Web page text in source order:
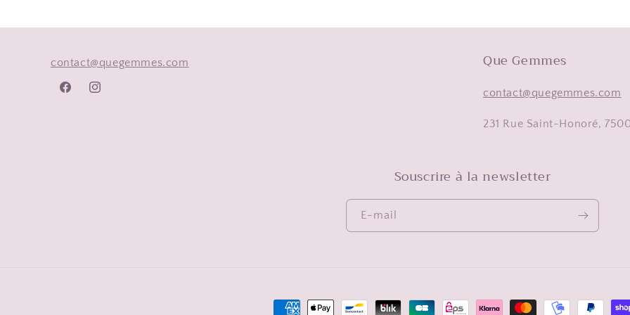
contact@quegemmes.com
FacebookInstagram
Que Gemmes
contact@quegemmes.com
231 Rue Saint-Honoré,
Souscrire à la newsletter
E-mail
Moyens